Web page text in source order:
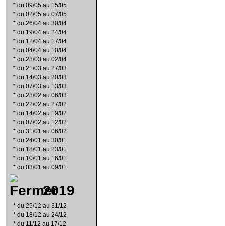
* du 09/05 au 15/05
* du 02/05 au 07/05
* du 26/04 au 30/04
* du 19/04 au 24/04
* du 12/04 au 17/04
* du 04/04 au 10/04
* du 28/03 au 02/04
* du 21/03 au 27/03
* du 14/03 au 20/03
* du 07/03 au 13/03
* du 28/02 au 06/03
* du 22/02 au 27/02
* du 14/02 au 19/02
* du 07/02 au 12/02
* du 31/01 au 06/02
* du 24/01 au 30/01
* du 18/01 au 23/01
* du 10/01 au 16/01
* du 03/01 au 09/01
2019
* du 25/12 au 31/12
* du 18/12 au 24/12
* du 11/12 au 17/12